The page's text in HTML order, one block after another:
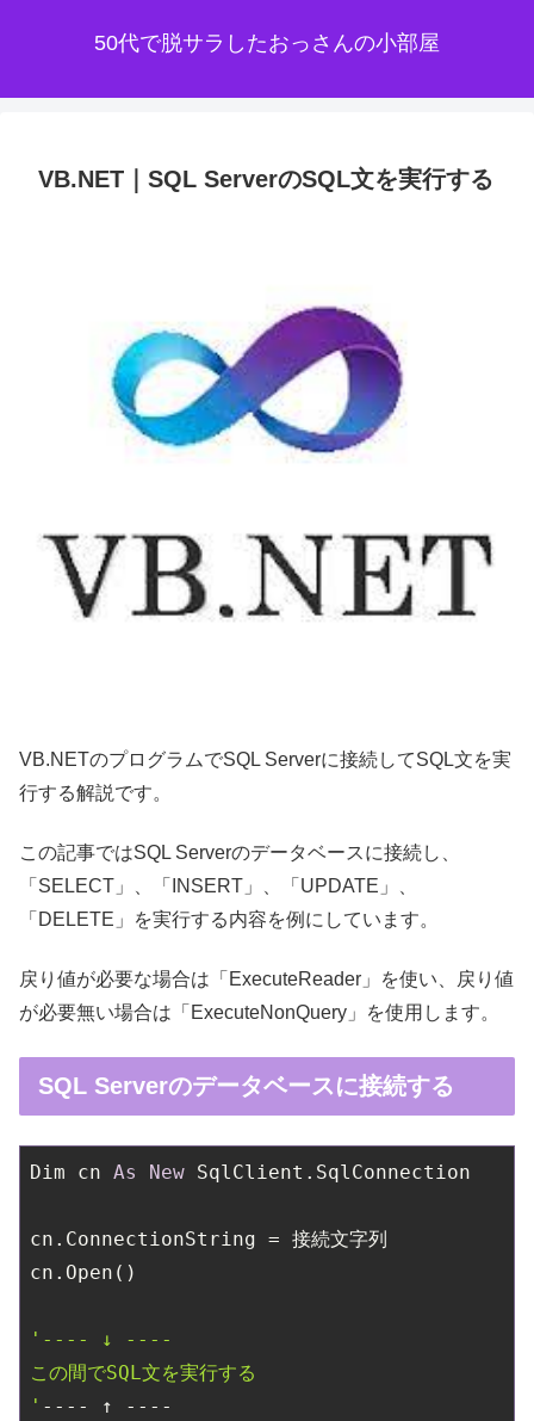
50代で脱サラしたおっさんの小部屋
VB.NET｜SQL ServerのSQL文を実行する
VB.NETのプログラムでSQL Serverに接続してSQL文を実
行する解説です。
この記事ではSQL Serverのデータベースに接続し、
「SELECT」、「INSERT」、「UPDATE」、
「DELETE」を実行する内容を例にしています。
戻り値が必要な場合は「ExecuteReader」を使い、戻り値
が必要無い場合は「ExecuteNonQuery」を使用します。
SQL Serverのデータベースに接続する
Dim cn As New SqlClient.SqlConnection
cn.ConnectionString = 接続文字列
cn.Open()
'---- ↓ ----
この間でSQL文を実行する
' ---- ↑ ----